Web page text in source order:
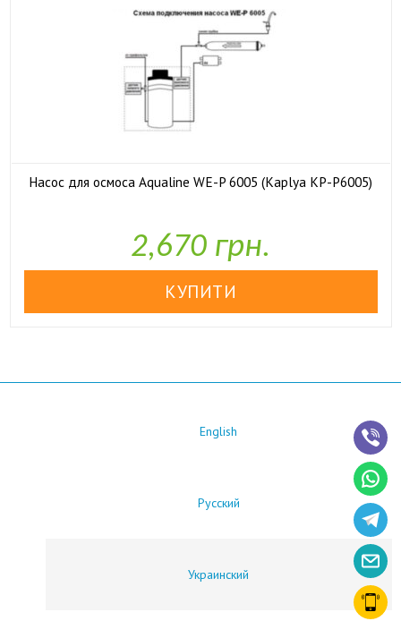
Насос для осмоса Aqualine WE-P 6005 (Kaplya KP-P6005)
2,670 грн.
English
Русский
Украинский